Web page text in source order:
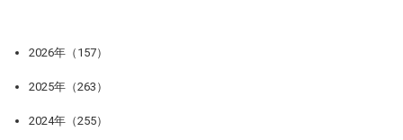
2026年（157）
2025年（263）
2024年（255）